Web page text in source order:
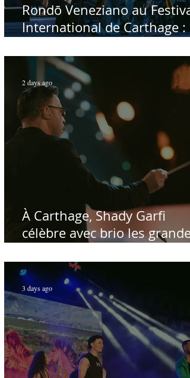
Rondō Veneziano au Festival
International de Carthage :
public tunisien
À Carthage, Shady Garfi
célèbre avec brio les grandes
Par Sofien Manaï
2 days ago
3 days ago